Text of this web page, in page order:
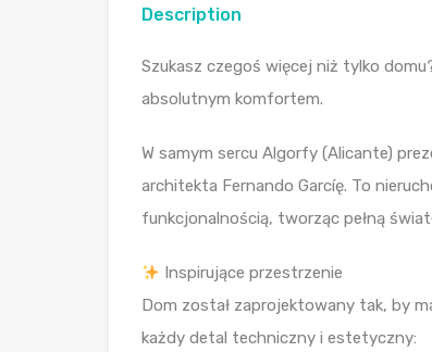
Description
Szukasz czegoś więcej niż tylko
absolutnym komfortem.
W samym sercu Algorfy (Alicante)
architekta Fernando Garcíę. To
funkcjonalnością, tworząc pełną
Inspirujące przestrzenie
Dom został zaprojektowany tak, by
każdy detal techniczny i estetyczny: